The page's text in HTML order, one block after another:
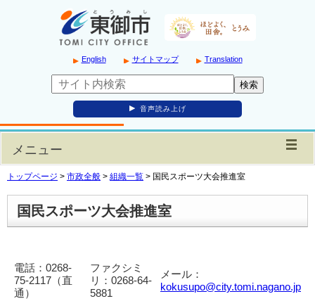
English サイトマップ Translation
音声読み上げ
メニュー
トップページ > 市政全般 > 組織一覧 > 国民スポーツ大会推進室
国民スポーツ大会推進室
電話：0268-
75-2117（直
通）
ファクシミ
リ：0268-64-
5881
メール：
kokusupo@city.tomi.nagano.jp